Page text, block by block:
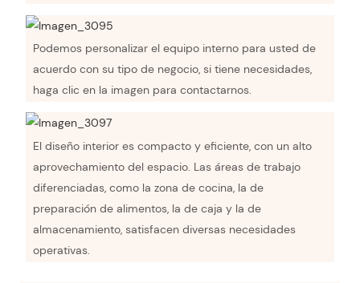
Podemos personalizar el equipo interno para usted de
acuerdo con su tipo de negocio, si tiene necesidades,
haga clic en la imagen para contactarnos.
El diseño interior es compacto y eficiente, con un alto
aprovechamiento del espacio. Las áreas de trabajo
diferenciadas, como la zona de cocina, la de
preparación de alimentos, la de caja y la de
almacenamiento, satisfacen diversas necesidades
operativas.